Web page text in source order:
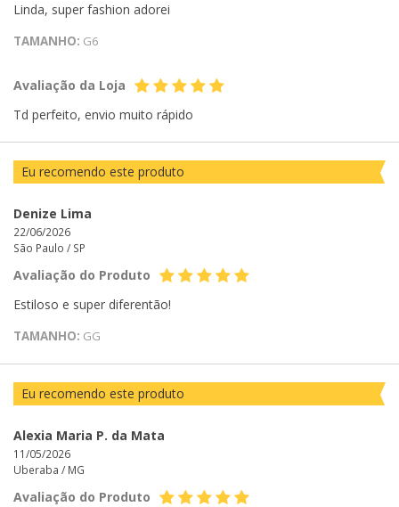
Linda, super fashion adorei
TAMANHO: G6
Avaliação da Loja
Td perfeito, envio muito rápido
Eu recomendo este produto
Denize Lima
22/06/2026
São Paulo / SP
Avaliação do Produto
Estiloso e super diferentão!
TAMANHO: GG
Eu recomendo este produto
Alexia Maria P. da Mata
11/05/2026
Uberaba / MG
Avaliação do Produto